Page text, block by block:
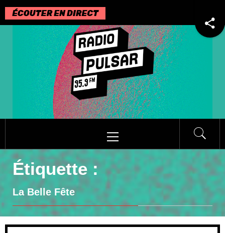
Passer
au
contenu
principal
Étiquette :
La Belle Fête